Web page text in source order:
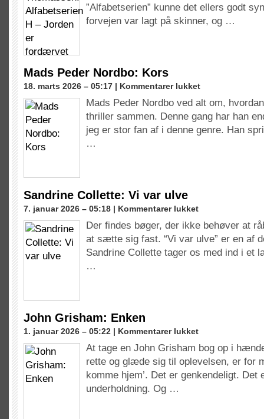
Jorden
”Alfabetserien” kunne det ellers godt
forvejen var lagt på skinner, og …
Mads Peder Nordbo: Kors
18. marts 2026 – 05:17 | Kommentarer lukkettil
Peder
Nordbo:
Mads Peder Nordbo ved alt om,
thriller sammen. Denne gang har han
jeg er stor fan af i denne genre. Han
…
Sandrine Collette: Vi var ulve
7. januar 2026 – 05:18 | Kommentarer lukkettil
Collette:
Vi
Der findes bøger, der ikke behøver at
at sætte sig fast. “Vi var ulve” er en af
Sandrine Collette tager os med ind i et
…
John Grisham: Enken
1. januar 2026 – 05:22 | Kommentarer lukkettil
Grisham:
Enken
At tage en John Grisham bog op i
rette og glæde sig til oplevelsen, er for
komme hjem’. Det er genkendeligt. Det
underholdning. Og …